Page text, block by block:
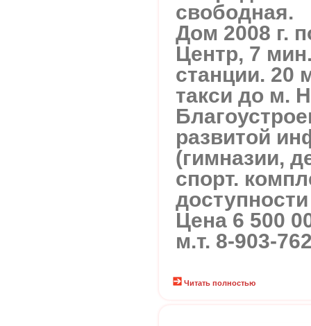
свободная.
Дом 2008 г.
Центр, 7
станции. 20
такси до м.
развитой
(гимназии,
спорт.
Цена 6 500
м.т. 8-903-
Читать полностью